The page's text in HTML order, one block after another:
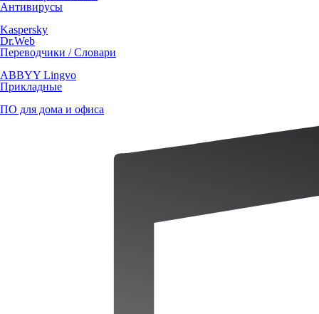
Антивирусы
Kaspersky
Dr.Web
Переводчики / Словари
ABBYY Lingvo
Прикладные
ПО для дома и офиса